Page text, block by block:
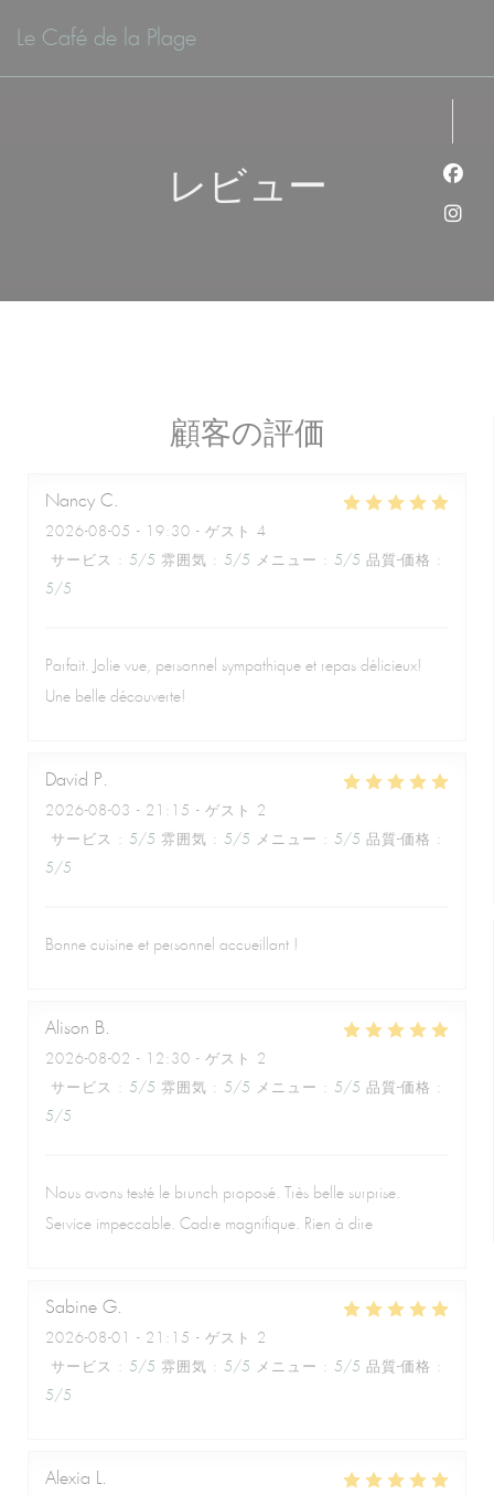
Le Café de la Plage
レビュー
顧客の評価
Nancy C
2026-08-05 - 19:30 - ゲスト 4
サービス : 5/5 雰囲気 : 5/5 メニュー : 5/5 品質-価格 :
5/5
Parfait. Jolie vue, personnel sympathique et repas délicieux!
Une belle découverte!
David P
2026-08-03 - 21:15 - ゲスト 2
サービス : 5/5 雰囲気 : 5/5 メニュー : 5/5 品質-価格 :
5/5
Bonne cuisine et personnel accueillant !
Alison B
2026-08-02 - 12:30 - ゲスト 2
サービス : 5/5 雰囲気 : 5/5 メニュー : 5/5 品質-価格 :
5/5
Nous avons testé le brunch proposé. Très belle surprise.
Service impeccable. Cadre magnifique. Rien à dire
Sabine G
2026-08-01 - 21:15 - ゲスト 2
サービス : 5/5 雰囲気 : 5/5 メニュー : 5/5 品質-価格 :
5/5
Alexia L